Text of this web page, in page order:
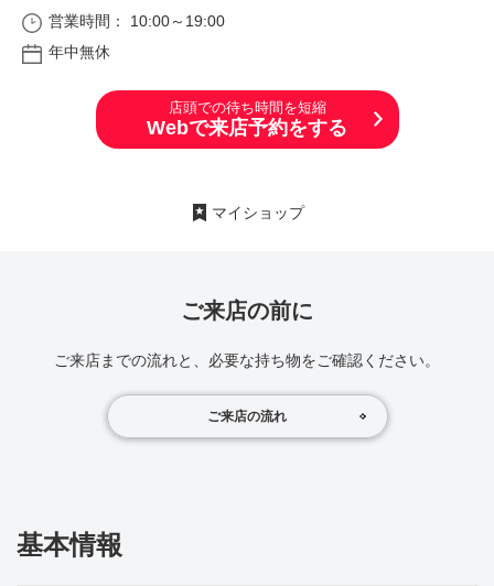
営業時間： 10:00～19:00
年中無休
店頭での待ち時間を短縮
Webで来店予約をする
マイショップ
ご来店の前に
ご来店までの流れと、必要な持ち物をご確認ください。
ご来店の流れ
基本情報